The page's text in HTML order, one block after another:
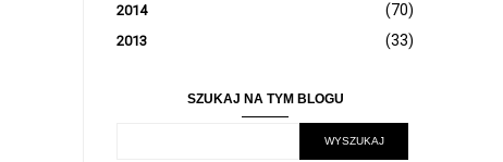
2014 (70)
2013 (33)
SZUKAJ NA TYM BLOGU